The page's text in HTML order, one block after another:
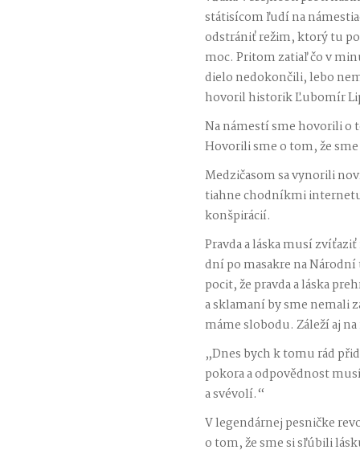
státisícom ľudí na
odstrániť režim, ktorý tu
moc. Pritom zatiaľ čo v
dielo nedokončili, lebo
hovoril historik Ľubomír
Na námestí sme hovorili o
Hovorili sme o tom, že
Medzičasom sa vynorili
tiahne chodníkmi
konšpirácií.
Pravda a láska musí
dní po masakre na
pocit, že pravda a láska
a sklamaní by sme nemali
máme slobodu. Záleží aj
„Dnes bych k tomu rád
pokora a odpovědnost
a svévolí.“
V legendárnej pesničke
o tom, že sme si sľúbili